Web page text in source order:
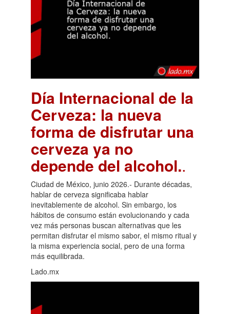
Día Internacional de la
Cerveza: la nueva
forma de disfrutar una
cerveza ya no
depende del alcohol..
Ciudad de México, junio 2026.- Durante décadas,
hablar de cerveza significaba hablar
inevitablemente de alcohol. Sin embargo, los
hábitos de consumo están evolucionando y cada
vez más personas buscan alternativas que les
permitan disfrutar el mismo sabor, el mismo ritual y
la misma experiencia social, pero de una forma
más equilibrada.
Lado.mx